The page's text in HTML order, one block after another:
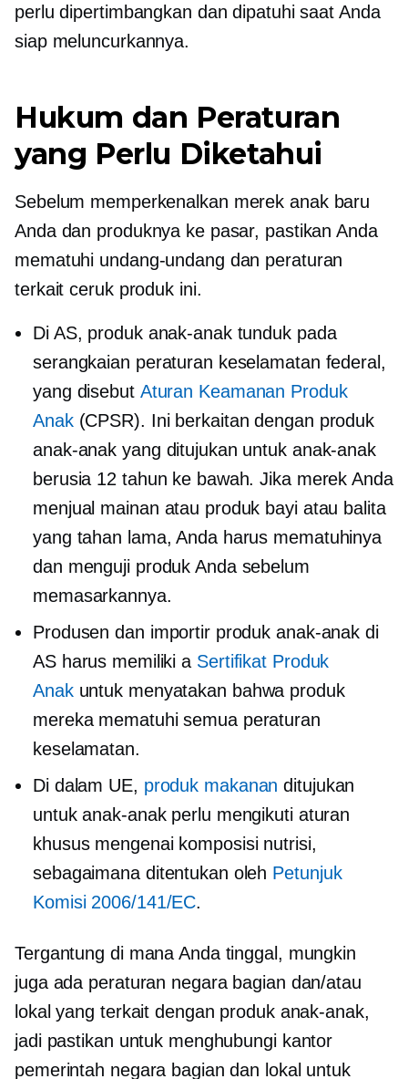
perlu dipertimbangkan dan dipatuhi saat Anda
siap meluncurkannya.
Hukum dan Peraturan
yang Perlu Diketahui
Sebelum memperkenalkan merek anak baru
Anda dan produknya ke pasar, pastikan Anda
mematuhi undang-undang dan peraturan
terkait ceruk produk ini.
Di AS, produk anak-anak tunduk pada
serangkaian peraturan keselamatan federal,
yang disebut Aturan Keamanan Produk
Anak(CPSR). Ini berkaitan dengan produk
anak-anak yang ditujukan untuk anak-anak
berusia 12 tahun ke bawah. Jika merek Anda
menjual mainan atau produk bayi atau balita
yang tahan lama, Anda harus mematuhinya
dan menguji produk Anda sebelum
memasarkannya.
Produsen dan importir produk anak-anak di
AS harus memiliki a Sertifikat Produk
Anakuntuk menyatakan bahwa produk
mereka mematuhi semua peraturan
keselamatan.
Di dalam UE, produk makanan ditujukan
untuk anak-anak perlu mengikuti aturan
khusus mengenai komposisi nutrisi,
sebagaimana ditentukan oleh Petunjuk
Komisi 2006/141/EC.
Tergantung di mana Anda tinggal, mungkin
juga ada peraturan negara bagian dan/atau
lokal yang terkait dengan produk anak-anak,
jadi pastikan untuk menghubungi kantor
pemerintah negara bagian dan lokal untuk